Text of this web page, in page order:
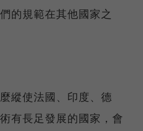
的規範在其他國家之
縱使法國、印度、德
有長足發展的國家，會